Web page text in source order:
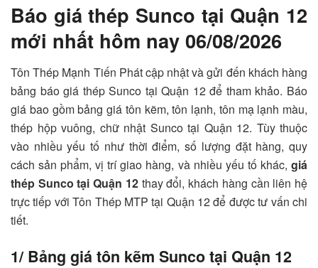
Báo giá thép Sunco tại Quận 12
mới nhất hôm nay 06/08/2026
Tôn Thép Mạnh Tiến Phát cập nhật và gửi đến khách hàng
bảng báo giá thép Sunco tại Quận 12 để tham khảo. Báo
giá bao gồm bảng giá tôn kẽm, tôn lạnh, tôn mạ lạnh màu,
thép hộp vuông, chữ nhật Sunco tại Quận 12. Tùy thuộc
vào nhiều yếu tố như thời điểm, số lượng đặt hàng, quy
cách sản phẩm, vị trí giao hàng, và nhiều yếu tố khác, giá
thép Sunco tại Quận 12thay đổi, khách hàng cần liên hệ
trực tiếp với Tôn Thép MTP tại Quận 12 để được tư vấn chi
tiết.
1/ Bảng giá tôn kẽm Sunco tại Quận 12